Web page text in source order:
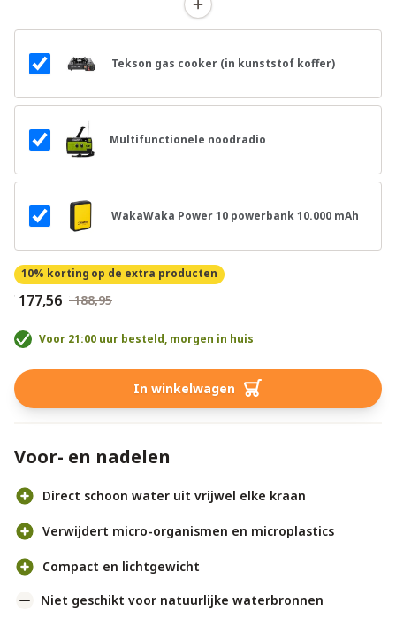
Tekson gas cooker (in kunststof koffer)
Multifunctionele noodradio
WakaWaka Power 10 powerbank 10.000 mAh
10% korting op de extra producten
€ 177,56 € 188,95
Voor 21:00 uur besteld, morgen in huis
In winkelwagen
Voor- en nadelen
Direct schoon water uit vrijwel elke kraan
Verwijdert micro-organismen en microplastics
Compact en lichtgewicht
Niet geschikt voor natuurlijke waterbronnen